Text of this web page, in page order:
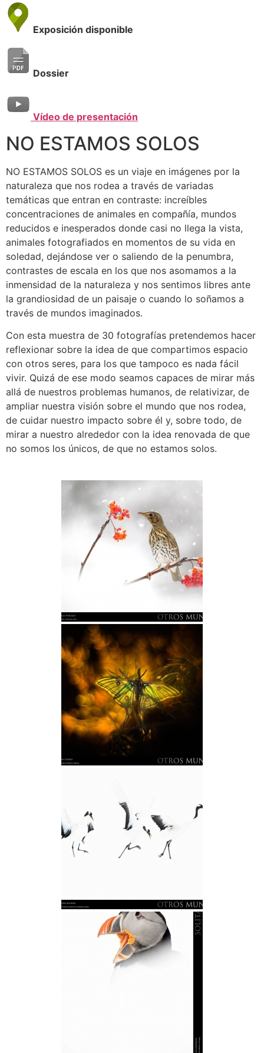
Exposición disponible
Dossier
Vídeo de presentación
NO ESTAMOS SOLOS
NO ESTAMOS SOLOS es un viaje en imágenes por la
naturaleza que nos rodea a través de variadas
temáticas que entran en contraste: increíbles
concentraciones de animales en compañía, mundos
reducidos e inesperados donde casi no llega la vista,
animales fotografiados en momentos de su vida en
soledad, dejándose ver o saliendo de la penumbra,
contrastes de escala en los que nos asomamos a la
inmensidad de la naturaleza y nos sentimos libres ante
la grandiosidad de un paisaje o cuando lo soñamos a
través de mundos imaginados.
Con esta muestra de 30 fotografías pretendemos hacer
reflexionar sobre la idea de que compartimos espacio
con otros seres, para los que tampoco es nada fácil
vivir. Quizá de ese modo seamos capaces de mirar más
allá de nuestros problemas humanos, de relativizar, de
ampliar nuestra visión sobre el mundo que nos rodea,
de cuidar nuestro impacto sobre él y, sobre todo, de
mirar a nuestro alrededor con la idea renovada de que
no somos los únicos, de que no estamos solos.